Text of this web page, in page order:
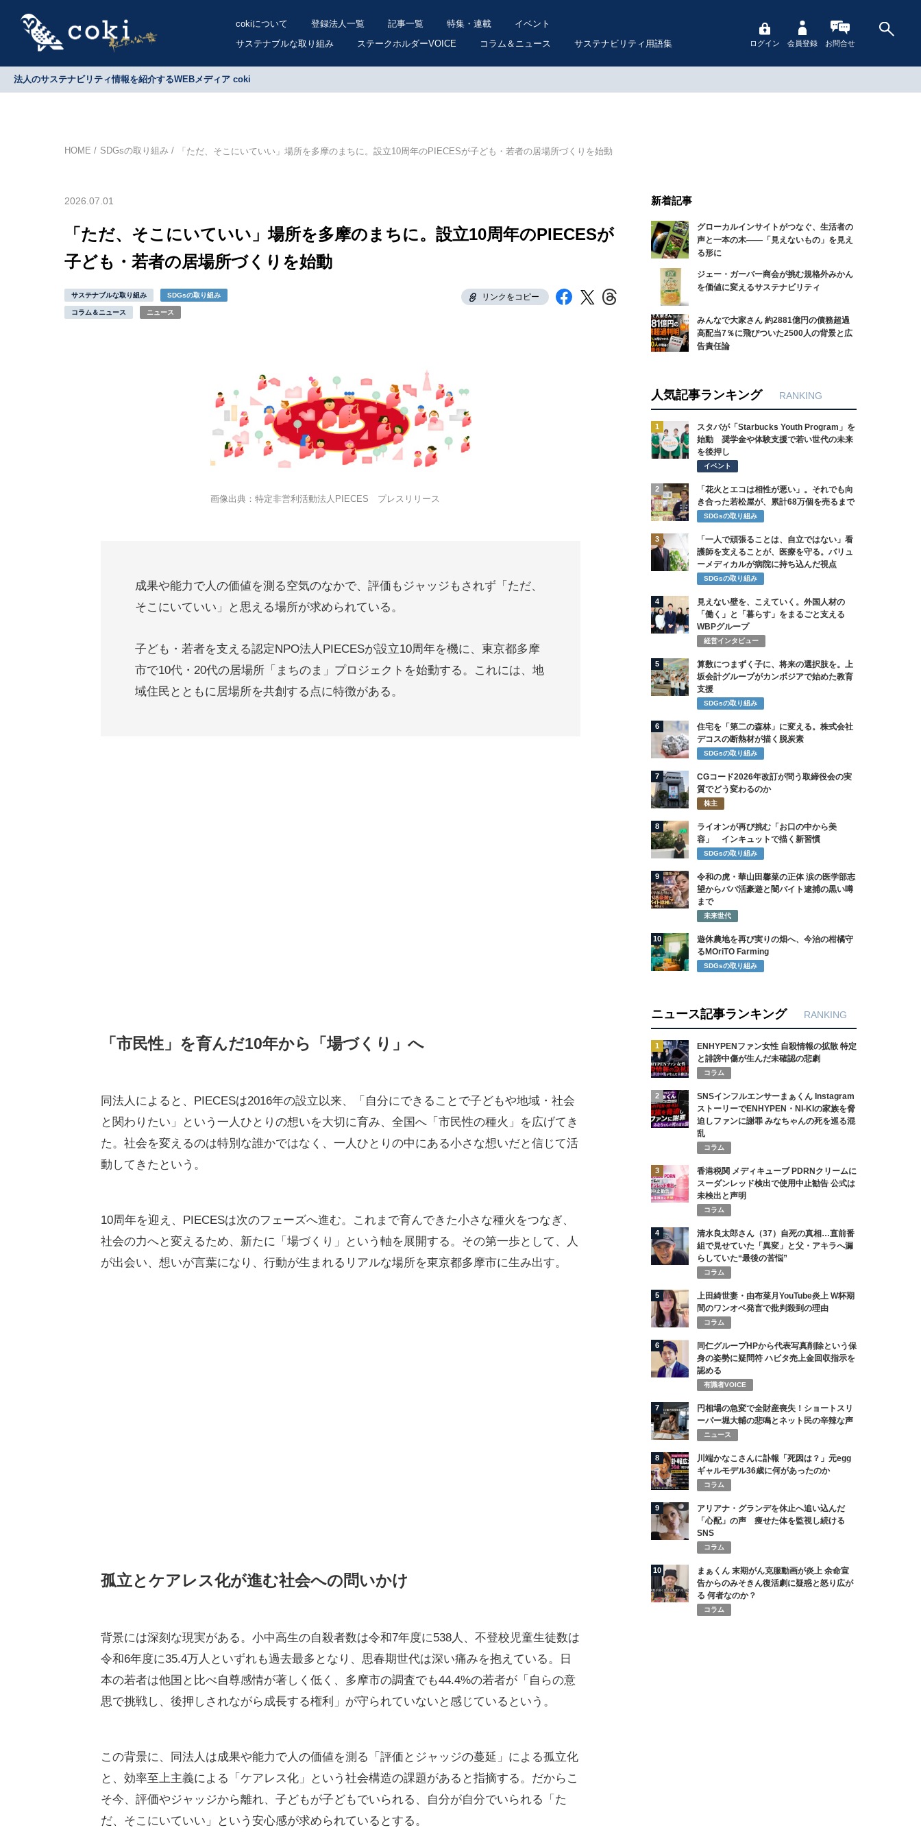
cokiについて 登録法人一覧 記事一覧 特集・連載
イベント
サステナブルな取り組み
ステークホルダーVOICE コラム＆ニュース サステナビリティ用語集 ログイン 会員登録 お問合せ
法人のサステナビリティ情報を紹介するWEBメディア coki
HOME SDGsの取り組み 「ただ、そこにいていい」場所を多摩のまちに。設立10周年のPIECESが子ども・若者の居場所づくりを始動
2026.07.01
「ただ、そこにいていい」場所を多摩のまちに。設立10周年のPIECESが
子ども・若者の居場所づくりを始動
サステナブルな取り組み SDGsの取り組み
コラム＆ニュース ニュース
リンクをコピー
画像出典：特定非営利活動法人PIECES プレスリリース
成果や能力で人の価値を測る空気のなかで、評価もジャッジもされず「ただ、
そこにいていい」と思える場所が求められている。
子ども・若者を支える認定NPO法人PIECESが設立10周年を機に、東京都多摩
市で10代・20代の居場所「まちのま」プロジェクトを始動する。これには、地
域住民とともに居場所を共創する点に特徴がある。
「市民性」を育んだ10年から「場づくり」へ
同法人によると、PIECESは2016年の設立以来、「自分にできることで子どもや地域・社会
と関わりたい」という一人ひとりの想いを大切に育み、全国へ「市民性の種火」を広げてき
た。社会を変えるのは特別な誰かではなく、一人ひとりの中にある小さな想いだと信じて活
動してきたという。
10周年を迎え、PIECESは次のフェーズへ進む。これまで育んできた小さな種火をつなぎ、
社会の力へと変えるため、新たに「場づくり」という軸を展開する。その第一歩として、人
が出会い、想いが言葉になり、行動が生まれるリアルな場所を東京都多摩市に生み出す。
孤立とケアレス化が進む社会への問いかけ
背景には深刻な現実がある。小中高生の自殺者数は令和7年度に538人、不登校児童生徒数は
令和6年度に35.4万人といずれも過去最多となり、思春期世代は深い痛みを抱えている。日
本の若者は他国と比べ自尊感情が著しく低く、多摩市の調査でも44.4%の若者が「自らの意
思で挑戦し、後押しされながら成長する権利」が守られていないと感じているという。
この背景に、同法人は成果や能力で人の価値を測る「評価とジャッジの蔓延」による孤立化
と、効率至上主義による「ケアレス化」という社会構造の課題があると指摘する。だからこ
そ今、評価やジャッジから離れ、子どもが子どもでいられる、自分が自分でいられる「た
だ、そこにいていい」という安心感が求められているとする。
新着記事
グローカルインサイトがつなぐ、生活者の
声と一本の木――「見えないもの」を見え
る形に
ジェー・ガーバー商会が挑む規格外みかん
を価値に変えるサステナビリティ
みんなで大家さん 約2881億円の債務超過
高配当7％に飛びついた2500人の背景と広
告責任論
人気記事ランキング RANKING
1
スタバが「Starbucks Youth Program」を
始動 奨学金や体験支援で若い世代の未来
を後押し
イベント
2
「花火とエコは相性が悪い」。それでも向
き合った若松屋が、累計68万個を売るまで
SDGsの取り組み
3
「一人で頑張ることは、自立ではない」看
護師を支えることが、医療を守る。バリュ
ーメディカルが病院に持ち込んだ視点
SDGsの取り組み
4
見えない壁を、こえていく。外国人材の
「働く」と「暮らす」をまるごと支える
WBPグループ
経営インタビュー
5
算数につまずく子に、将来の選択肢を。上
坂会計グループがカンボジアで始めた教育
支援
SDGsの取り組み
6
住宅を「第二の森林」に変える。株式会社
デコスの断熱材が描く脱炭素
SDGsの取り組み
7
CGコード2026年改訂が問う取締役会の実
質でどう変わるのか
株主
8
ライオンが再び挑む「お口の中から美
容」 インキュットで描く新習慣
SDGsの取り組み
9
令和の虎・華山田馨菜の正体 涙の医学部志
望からパパ活豪遊と闇バイト逮捕の黒い噂
まで
未来世代
10
遊休農地を再び実りの畑へ、今治の柑橘守
るMOriTO Farming
SDGsの取り組み
ニュース記事ランキング RANKING
1
ENHYPENファン女性 自殺情報の拡散 特定
と誹謗中傷が生んだ未確認の悲劇
コラム
2
SNSインフルエンサーまぁくん Instagram
ストーリーでENHYPEN・NI-KIの家族を脅
迫しファンに謝罪 みなちゃんの死を巡る混
乱
コラム
3
香港税関 メディキューブ PDRNクリームに
スーダンレッド検出で使用中止勧告 公式は
未検出と声明
コラム
4
清水良太郎さん（37）自死の真相…直前番
組で見せていた「異変」と父・アキラへ漏
らしていた“最後の苦悩”
コラム
5
上田綺世妻・由布菜月YouTube炎上 W杯期
間のワンオペ発言で批判殺到の理由
コラム
6
同仁グループHPから代表写真削除という保
身の姿勢に疑問符 ハビタ売上金回収指示を
認める
有識者VOICE
7
円相場の急変で全財産喪失！ショートスリ
ーパー堀大輔の悲鳴とネット民の辛辣な声
ニュース
8
川端かなこさんに訃報「死因は？」元egg
ギャルモデル36歳に何があったのか
コラム
9
アリアナ・グランデを休止へ追い込んだ
「心配」の声 痩せた体を監視し続ける
SNS
コラム
10
まぁくん 末期がん克服動画が炎上 余命宣
告からのみそきん復活劇に疑惑と怒り広が
る 何者なのか？
コラム